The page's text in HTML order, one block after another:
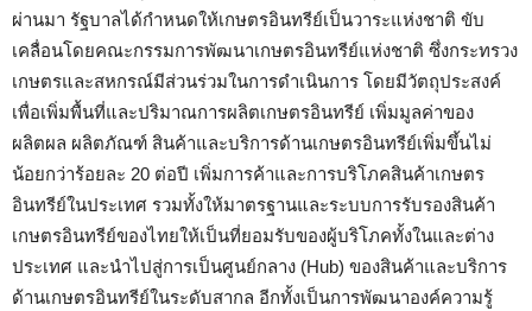
ผ่านมา รัฐบาลได้กำหนดให้เกษตรอินทรีย์เป็นวาระแห่งชาติ ขับ
เคลื่อนโดยคณะกรรมการพัฒนาเกษตรอินทรีย์แห่งชาติ ซึ่งกระทรวง
เกษตรและสหกรณ์มีส่วนร่วมในการดำเนินการ โดยมีวัตถุประสงค์
เพื่อเพิ่มพื้นที่และปริมาณการผลิตเกษตรอินทรีย์ เพิ่มมูลค่าของ
ผลิตผล ผลิตภัณฑ์ สินค้าและบริการด้านเกษตรอินทรีย์เพิ่มขึ้นไม่
น้อยกว่าร้อยละ 20 ต่อปี เพิ่มการค้าและการบริโภคสินค้าเกษตร
อินทรีย์ในประเทศ รวมทั้งให้มาตรฐานและระบบการรับรองสินค้า
เกษตรอินทรีย์ของไทยให้เป็นที่ยอมรับของผู้บริโภคทั้งในและต่าง
ประเทศ และนำไปสู่การเป็นศูนย์กลาง (Hub) ของสินค้าและบริการ
ด้านเกษตรอินทรีย์ในระดับสากล อีกทั้งเป็นการพัฒนาองค์ความรู้